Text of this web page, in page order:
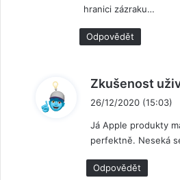
hranici zázraku…
Odpovědět
Zkušenost
26/12/2020 (15:03)
Já Apple produkty
perfektně. Neseká
Odpovědět